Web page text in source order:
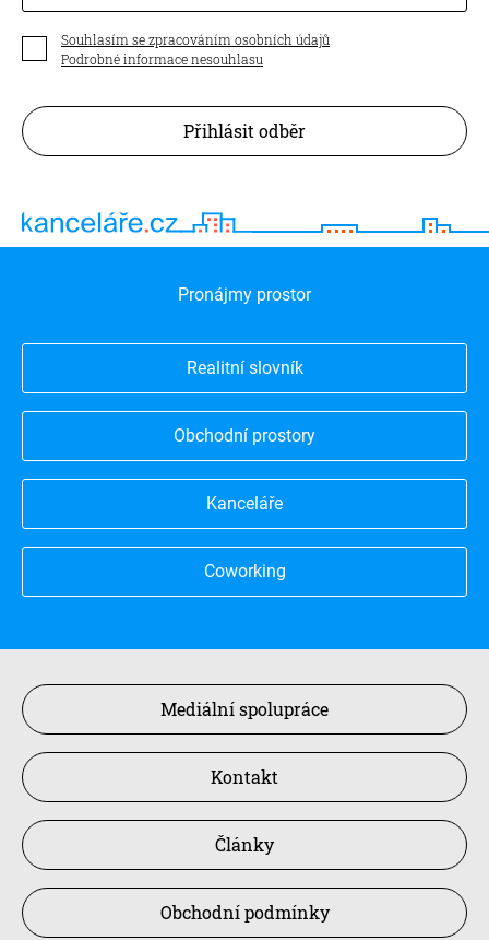
Souhlasím se zpracováním osobních údajů
Podrobné informace nesouhlasu
Přihlásit odběr
Pronájmy prostor
Realitní slovník
Obchodní prostory
Kanceláře
Coworking
Mediální spolupráce
Kontakt
Články
Obchodní podmínky